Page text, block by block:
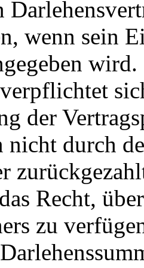
wenn sein
der
nicht durch
Recht,
zu